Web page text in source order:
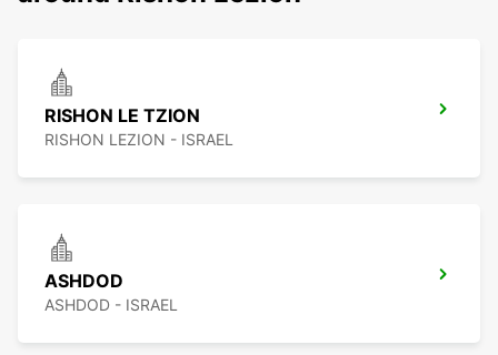
RISHON LE TZION
RISHON LEZION - ISRAEL
ASHDOD
ASHDOD - ISRAEL